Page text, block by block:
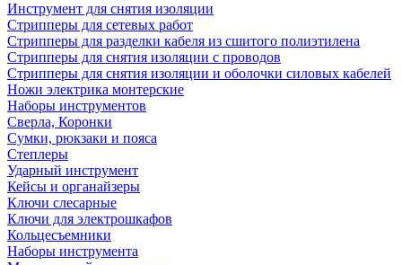
Инструмент для снятия изоляции
Стрипперы для сетевых работ
Стрипперы для разделки кабеля из сшитого полиэтилена
Cтрипперы для снятия изоляции с проводов
Стрипперы для снятия изоляции и оболочки силовых кабелей
Ножи электрика монтерские
Наборы инструментов
Сверла, Коронки
Сумки, рюкзаки и пояса
Степлеры
Ударный инструмент
Кейсы и органайзеры
Ключи слесарные
Ключи для электрошкафов
Кольцесъемники
Наборы инструмента